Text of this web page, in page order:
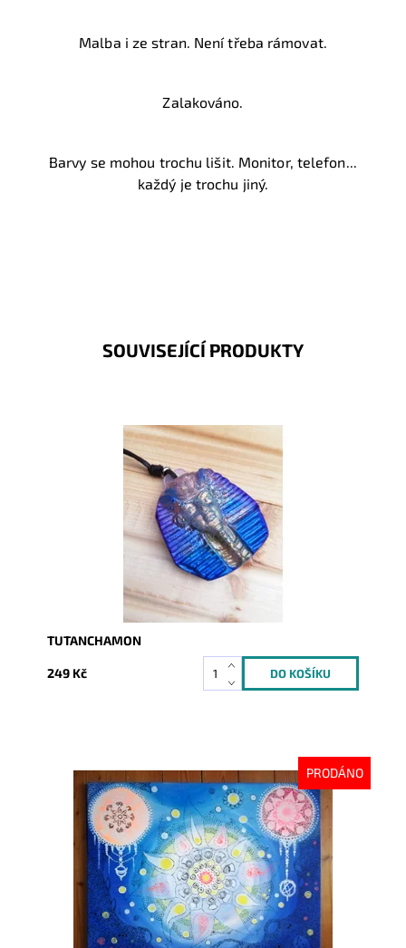
Malba i ze stran. Není třeba rámovat.
Zalakováno.
Barvy se mohou trochu lišit. Monitor, telefon...
každý je trochu jiný.
SOUVISEJÍCÍ PRODUKTY
Skladem
2186
TUTANCHAMON
249 Kč
PRODÁNO
Dostupnost:
Vyprodáno
2612